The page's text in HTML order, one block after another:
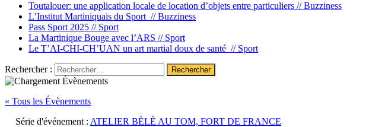
Toutalouer: une application locale de location d’objets entre particuliers //Buzziness
L’Institut Martiniquais du Sport //Buzziness
Pass Sport 2025 // Sport
La Martinique Bouge avec l’ARS // Sport
Le T’AI-CHI-CH’UAN un art martial doux de santé // Sport
Rechercher :
« Tous les Évènements
Série d'événement : ATELIER BÈLÈ AU TOM, FORT DE FRANCE